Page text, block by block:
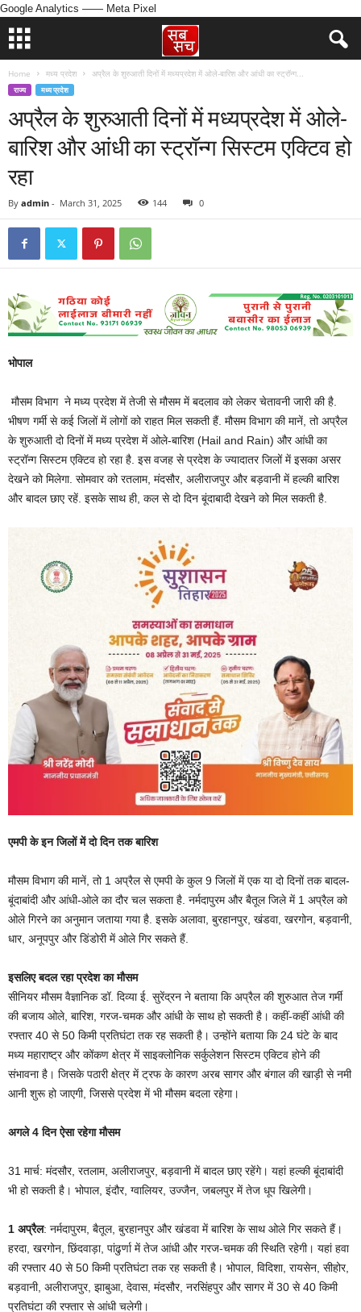
Google Analytics —— Meta Pixel
Home मध्य प्रदेश अप्रैल के शुरुआती दिनों में मध्यप्रदेश में ओले-बारिश और आंधी का स्ट्रॉन्ग...
राज्य मध्य प्रदेश
अप्रैल के शुरुआती दिनों में मध्यप्रदेश में ओले-
बारिश और आंधी का स्ट्रॉन्ग सिस्टम एक्टिव हो
रहा
By admin - March 31, 2025 144 0
भोपाल
मौसम विभाग ने मध्य प्रदेश में तेजी से मौसम में बदलाव को लेकर चेतावनी जारी की है.
भीषण गर्मी से कई जिलों में लोगों को राहत मिल सकती हैं. मौसम विभाग की मानें, तो अप्रैल
के शुरुआती दो दिनों में मध्य प्रदेश में ओले-बारिश (Hail and Rain) और आंधी का
स्ट्रॉन्ग सिस्टम एक्टिव हो रहा है. इस वजह से प्रदेश के ज्यादातर जिलों में इसका असर
देखने को मिलेगा. सोमवार को रतलाम, मंदसौर, अलीराजपुर और बड़वानी में हल्की बारिश
और बादल छाए रहें. इसके साथ ही, कल से दो दिन बूंदाबादी देखने को मिल सकती है.
एमपी के इन जिलों में दो दिन तक बारिश
मौसम विभाग की मानें, तो 1 अप्रैल से एमपी के कुल 9 जिलों में एक या दो दिनों तक बादल-
बूंदाबांदी और आंधी-ओले का दौर चल सकता है. नर्मदापुरम और बैतूल जिले में 1 अप्रैल को
ओले गिरने का अनुमान जताया गया है. इसके अलावा, बुरहानपुर, खंडवा, खरगोन, बड़वानी,
धार, अनूपपुर और डिंडोरी में ओले गिर सकते हैं.
इसलिए बदल रहा प्रदेश का मौसम
सीनियर मौसम वैज्ञानिक डॉ. दिव्या ई. सुरेंद्रन ने बताया कि अप्रैल की शुरुआत तेज गर्मी
की बजाय ओले, बारिश, गरज-चमक और आंधी के साथ हो सकती है। कहीं-कहीं आंधी की
रफ्तार 40 से 50 किमी प्रतिघंटा तक रह सकती है। उन्होंने बताया कि 24 घंटे के बाद
मध्य महाराष्ट्र और कोंकण क्षेत्र में साइक्लोनिक सर्कुलेशन सिस्टम एक्टिव होने की
संभावना है। जिसके पठारी क्षेत्र में ट्रफ के कारण अरब सागर और बंगाल की खाड़ी से नमी
आनी शुरू हो जाएगी, जिससे प्रदेश में भी मौसम बदला रहेगा।
अगले 4 दिन ऐसा रहेगा मौसम
31 मार्च: मंदसौर, रतलाम, अलीराजपुर, बड़वानी में बादल छाए रहेंगे। यहां हल्की बूंदाबांदी
भी हो सकती है। भोपाल, इंदौर, ग्वालियर, उज्जैन, जबलपुर में तेज धूप खिलेगी।
1 अप्रैल: नर्मदापुरम, बैतूल, बुरहानपुर और खंडवा में बारिश के साथ ओले गिर सकते हैं।
हरदा, खरगोन, छिंदवाड़ा, पांढुर्णा में तेज आंधी और गरज-चमक की स्थिति रहेगी। यहां हवा
की रफ्तार 40 से 50 किमी प्रतिघंटा तक रह सकती है। भोपाल, विदिशा, रायसेन, सीहोर,
बड़वानी, अलीराजपुर, झाबुआ, देवास, मंदसौर, नरसिंहपुर और सागर में 30 से 40 किमी
प्रतिघंटा की रफ्तार से आंधी चलेगी।